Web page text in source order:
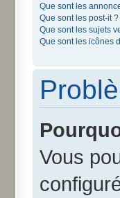
Que sont les
Que sont les post-it ?
Que sont les sujets
Que sont les icônes
Vous